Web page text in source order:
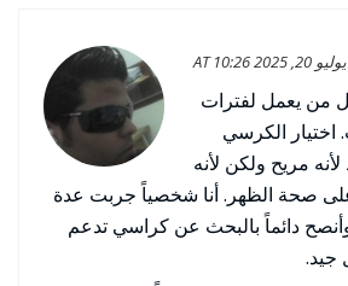
يوليو 20, 2025 AT 10:26
من يعمل لفترات
الكرسي
مريح ولكن لأنه
صحة الظهر. أنا شخصياً جربت عدة
دائماً بالبحث عن كراسي تدعم
جيد.